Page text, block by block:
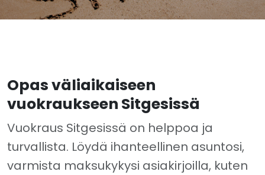
Opas väliaikaiseen
vuokraukseen Sitgesissä
Vuokraus Sitgesissä on helppoa ja
turvallista. Löydä ihanteellinen asuntosi,
varmista maksukykysi asiakirjoilla, kuten